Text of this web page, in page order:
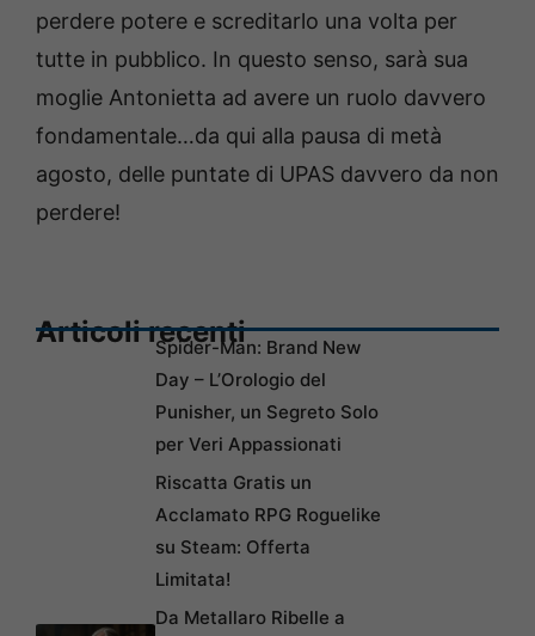
perdere potere e screditarlo una volta per
tutte in pubblico. In questo senso, sarà sua
moglie Antonietta ad avere un ruolo davvero
fondamentale…da qui alla pausa di metà
agosto, delle puntate di UPAS davvero da non
perdere!
Articoli recentiSpider-Man: Brand New
Day – L’Orologio del
Punisher, un Segreto Solo
per Veri Appassionati
Riscatta Gratis un
Acclamato RPG Roguelike
su Steam: Offerta
Limitata!
Da Metallaro Ribelle a